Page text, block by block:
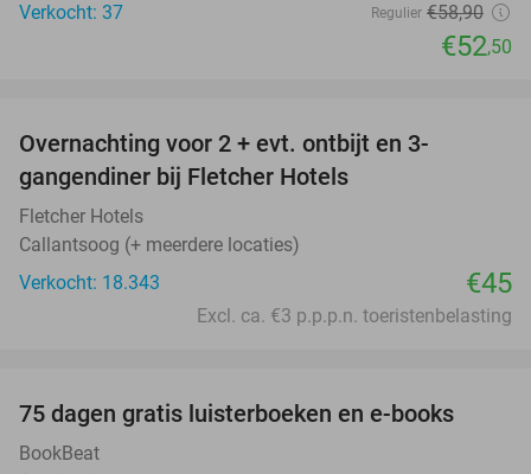
Verkocht: 37
Regulier €58,90
€52,50
Overnachting voor 2 + evt. ontbijt en 3-
gangendiner bij Fletcher Hotels
Fletcher Hotels
Callantsoog (+ meerdere locaties)
Verkocht: 18.343
€45
Excl. ca. €3 p.p.p.n. toeristenbelasting
75 dagen gratis luisterboeken en e-books
BookBeat